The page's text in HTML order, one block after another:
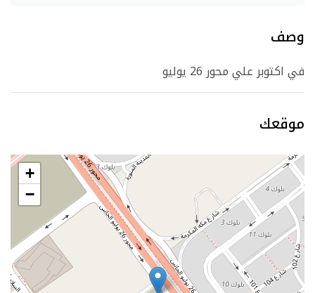
وصف
في اكتوبر علي محور 26 يوليو
موقعك
+
−